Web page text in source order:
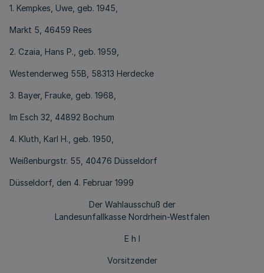
1. Kempkes, Uwe, geb. 1945,
Markt 5, 46459 Rees
2. Czaia, Hans P., geb. 1959,
Westenderweg 55B, 58313 Herdecke
3. Bayer, Frauke, geb. 1968,
Im Esch 32, 44892 Bochum
4. Kluth, Karl H., geb. 1950,
Weißenburgstr. 55, 40476 Düsseldorf
Düsseldorf, den 4. Februar 1999
Der Wahlausschuß der
Landesunfallkasse Nordrhein-Westfalen
E h l
Vorsitzender